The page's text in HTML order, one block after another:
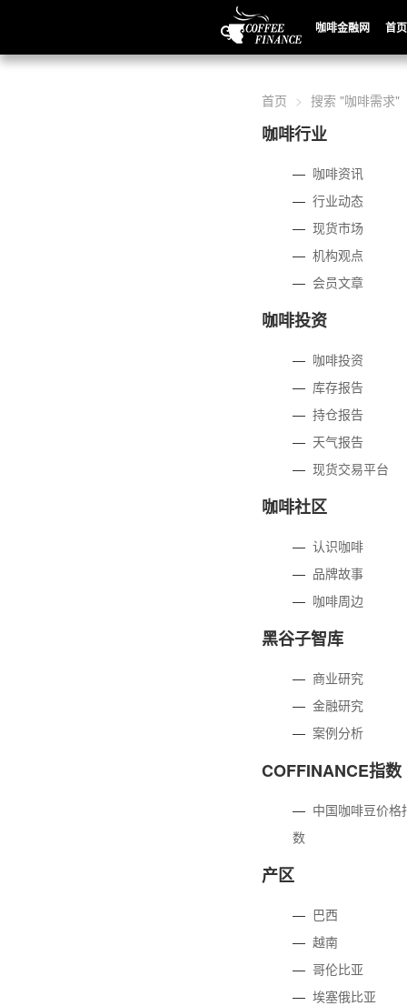
咖啡金融网 首页
首页 搜索 "咖啡需求"
咖啡行业
— 咖啡资讯
—行业动态
—现货市场
—机构观点
—会员文章
咖啡投资
— 咖啡投资
— 库存报告
—持仓报告
— 天气报告
—现货交易平台
咖啡社区
—认识咖啡
— 品牌故事
— 咖啡周边
黑谷子智库
— 商业研究
—金融研究
—案例分析
COFFINANCE指数
— 中国咖啡豆价格
数
产区
— 巴西
—越南
—哥伦比亚
—埃塞俄比亚